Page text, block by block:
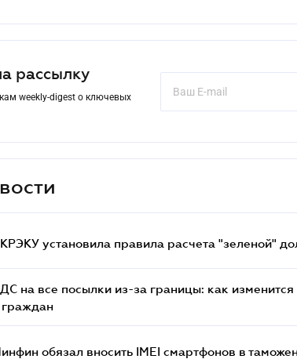
рассылку
weekly-digest о ключевых
установила правила расчета "зеленой"
на все посылки из-за границы: как
граждан
обязал вносить IMEI смартфонов в